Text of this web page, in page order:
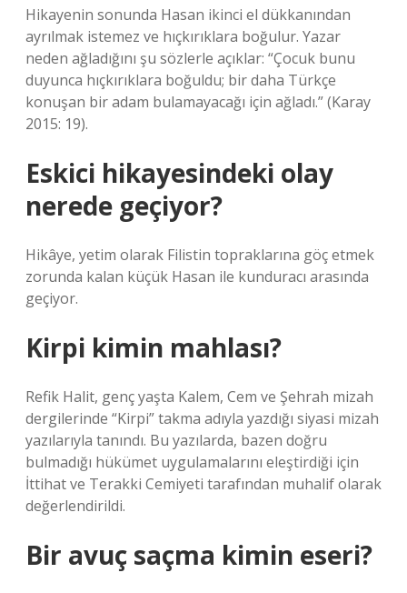
Hikayenin sonunda Hasan ikinci el dükkanından
ayrılmak istemez ve hıçkırıklara boğulur. Yazar
neden ağladığını şu sözlerle açıklar: “Çocuk bunu
duyunca hıçkırıklara boğuldu; bir daha Türkçe
konuşan bir adam bulamayacağı için ağladı.” (Karay
2015: 19).
Eskici hikayesindeki olay
nerede geçiyor?
Hikâye, yetim olarak Filistin topraklarına göç etmek
zorunda kalan küçük Hasan ile kunduracı arasında
geçiyor.
Kirpi kimin mahlası?
Refik Halit, genç yaşta Kalem, Cem ve Şehrah mizah
dergilerinde “Kirpi” takma adıyla yazdığı siyasi mizah
yazılarıyla tanındı. Bu yazılarda, bazen doğru
bulmadığı hükümet uygulamalarını eleştirdiği için
İttihat ve Terakki Cemiyeti tarafından muhalif olarak
değerlendirildi.
Bir avuç saçma kimin eseri?